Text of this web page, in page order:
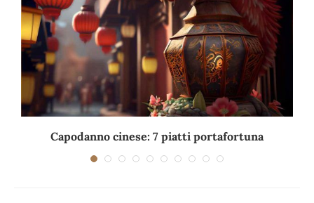
Capodanno cinese: 7 piatti portafortuna